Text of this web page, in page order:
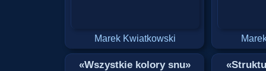
Marek Kwiatkowski
«Wszystkie kolory snu»